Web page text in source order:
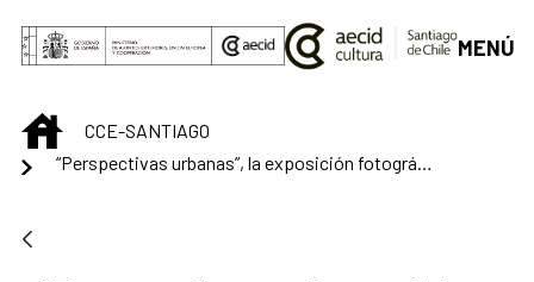
Saltar al contenido principal
MENÚ
INICIOCCE-SANTIAGO